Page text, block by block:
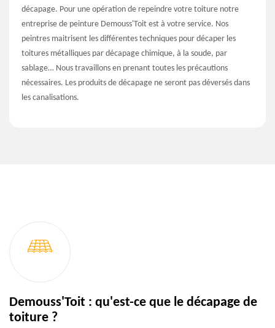
décapage. Pour une opération de repeindre votre toiture notre
entreprise de peinture Demouss'Toit est à votre service. Nos
peintres maitrisent les différentes techniques pour décaper les
toitures métalliques par décapage chimique, à la soude, par
sablage… Nous travaillons en prenant toutes les précautions
nécessaires. Les produits de décapage ne seront pas déversés dans
les canalisations.
Demouss'Toit : qu'est-ce que le décapage de
toiture ?